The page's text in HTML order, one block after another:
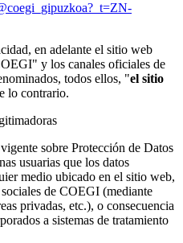
en adelante el sitio web
y los canales oficiales de
todos ellos, "el sitio
lo contrario.
sobre Protección de Datos
usuarias que los datos
medio ubicado en el sitio web,
de COEGI (mediante
privadas, etc.), o consecuencia
a sistemas de tratamiento